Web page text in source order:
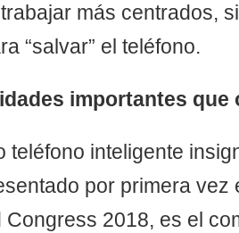
más centrados,
“salvar” el teléfono.
importantes que
teléfono inteligente
por primera vez
Congress 2018, es el